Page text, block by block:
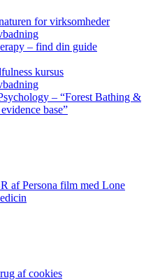
for virksomheder
– find din guide
kursus
– “Forest Bathing &
base”
af Persona film med Lone
af cookies